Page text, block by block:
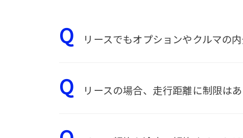
Q リースでもオプションやクルマの
Q リースの場合、走行距離に制限は